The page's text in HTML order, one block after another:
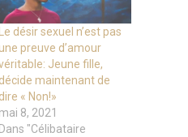
Le désir sexuel n’est pas
preuve d’amour
Jeune fille,
décide maintenant de
dire « Non!»
mai 8, 2021
Dans "Célibataire